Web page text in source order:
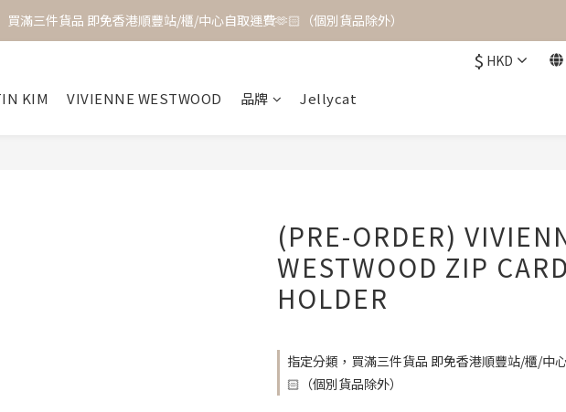
買滿三件貨品 即免香港順豐站/櫃/中心自取運費🫶🏻（個別貨品除外）
$ HKD
KIM VIVIENNE WESTWOOD 品牌 Jellycat
(PRE-ORDER)
WESTWOOD ZIP CARD
HOLDER
指定分類，買滿三件貨品 即免香港順豐站/櫃/中
🏻（個別貨品除外）